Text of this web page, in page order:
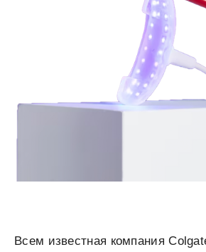
Всем известная компания